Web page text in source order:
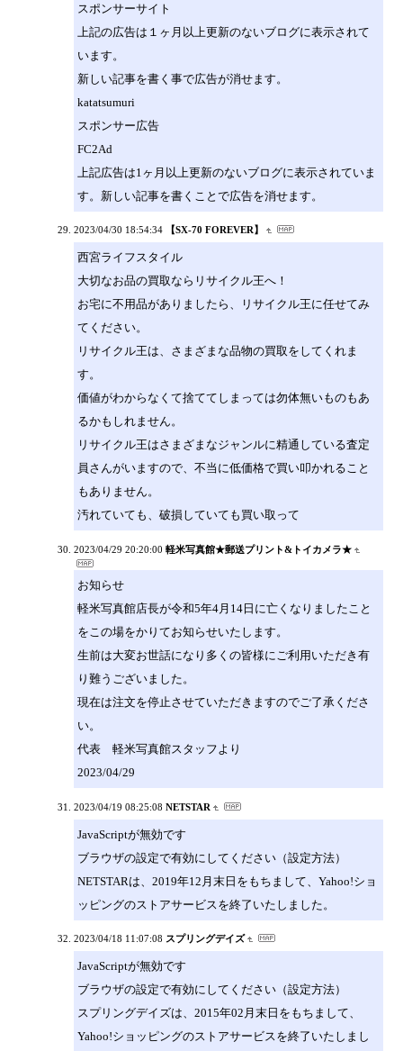
スポンサーサイト
上記の広告は１ヶ月以上更新のないブログに表示されて
います。
新しい記事を書く事で広告が消せます。
katatsumuri
スポンサー広告
FC2Ad
上記広告は1ヶ月以上更新のないブログに表示されていま
す。新しい記事を書くことで広告を消せます。
2023/04/30 18:54:34 【SX-70 FOREVER】
西宮ライフスタイル
大切なお品の買取ならリサイクル王へ！
お宅に不用品がありましたら、リサイクル王に任せてみ
てください。
リサイクル王は、さまざまな品物の買取をしてくれま
す。
価値がわからなくて捨ててしまっては勿体無いものもあ
るかもしれません。
リサイクル王はさまざまなジャンルに精通している査定
員さんがいますので、不当に低価格で買い叩かれること
もありません。
汚れていても、破損していても買い取って
2023/04/29 20:20:00 軽米写真館★郵送プリント&トイカメラ★
お知らせ
軽米写真館店長が令和5年4月14日に亡くなりましたこと
をこの場をかりてお知らせいたします。
生前は大変お世話になり多くの皆様にご利用いただき有
り難うございました。
現在は注文を停止させていただきますのでご了承くださ
い。
代表 軽米写真館スタッフより
2023/04/29
2023/04/19 08:25:08 NETSTAR
JavaScriptが無効です
ブラウザの設定で有効にしてください（設定方法）
NETSTARは、2019年12月末日をもちまして、Yahoo!ショ
ッピングのストアサービスを終了いたしました。
2023/04/18 11:07:08 スプリングデイズ
JavaScriptが無効です
ブラウザの設定で有効にしてください（設定方法）
スプリングデイズは、2015年02月末日をもちまして、
Yahoo!ショッピングのストアサービスを終了いたしまし